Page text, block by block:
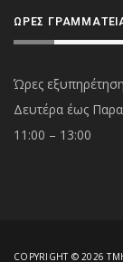
ΏΡΕΣ
Ώρες
Δευτέρα έως
11:00 – 13:00
COPYRIGHT © 2026